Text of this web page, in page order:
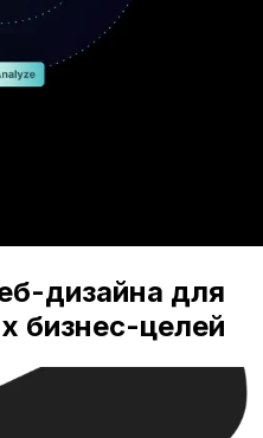
дизайна для
бизнес-целей